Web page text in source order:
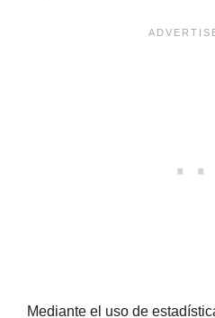
Mediante el uso de